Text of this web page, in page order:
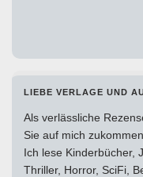
LIEBE VERLAGE UND
Als verlässliche
Sie auf mich zukommen.
Ich lese Kinderbücher,
Thriller, Horror, SciFi,